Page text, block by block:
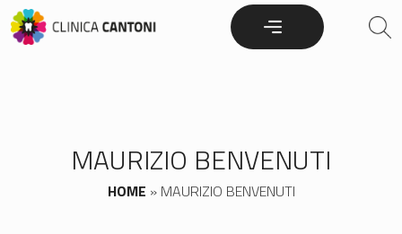
Skip
to
MAURIZIO BENVENUTI
HOME » MAURIZIO BENVENUTI